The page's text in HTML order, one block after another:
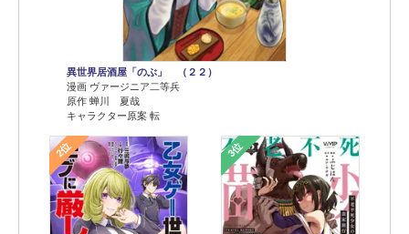
異世界居酒屋「のぶ」 （２２）
漫画 ヴァージニア二等兵
原作 蝉川 夏哉
キャラクター原案 転
2位 3位